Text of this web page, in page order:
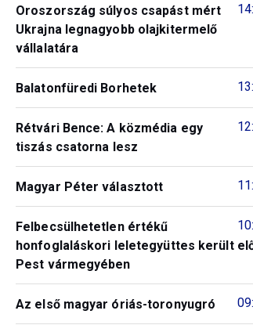
Oroszország súlyos csapást mért
Ukrajna legnagyobb olajkitermelő
vállalatára
Balatonfüredi Borhetek
Rétvári Bence: A közmédia egy
tiszás csatorna lesz
Magyar Péter választott
Felbecsülhetetlen értékű
honfoglaláskori leletegyüttes került
Pest vármegyében
Az első magyar óriás-toronyugró